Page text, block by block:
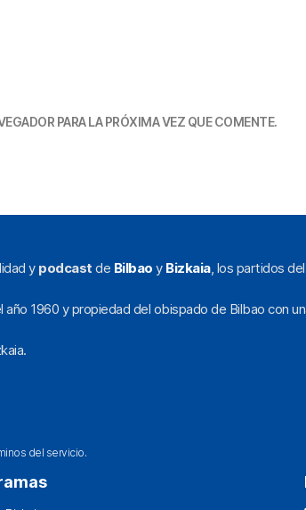
PARA LA PRÓXIMA VEZ QUE COMENTE.
y podcast de Bilbao y Bizkaia, los partidos
1960 y propiedad del obispado de Bilbao con
del servicio.